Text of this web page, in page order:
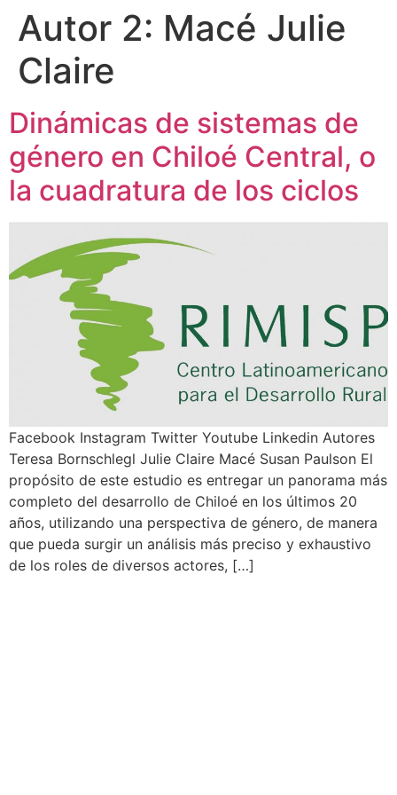
Autor 2: Macé Julie
Claire
Dinámicas de sistemas de
género en Chiloé Central, o
la cuadratura de los ciclos
Facebook Instagram Twitter Youtube Linkedin Autores
Teresa Bornschlegl Julie Claire Macé Susan Paulson El
propósito de este estudio es entregar un panorama más
completo del desarrollo de Chiloé en los últimos 20
años, utilizando una perspectiva de género, de manera
que pueda surgir un análisis más preciso y exhaustivo
de los roles de diversos actores, […]